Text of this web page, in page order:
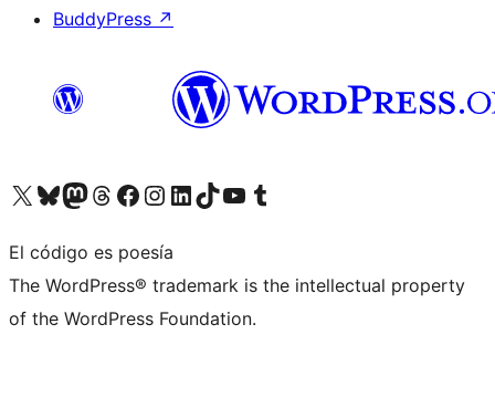
BuddyPress ↗
Visita nuestra cuenta de X (anteriormente Twitter)
Visita nuestra cuenta de Bluesky
Visita nuestra cuenta de Mastodon
Visita nuestra cuenta de Threads
Visita nuestra página de Facebook
Visita nuestra cuenta de Instagram
Visita nuestra cuenta de LinkedIn
Visita nuestra cuenta de TikTok
Visita nuestro canal de YouTube
Visita nuestra cuenta de Tumblr
El código es poesía
The WordPress® trademark is the intellectual property
of the WordPress Foundation.